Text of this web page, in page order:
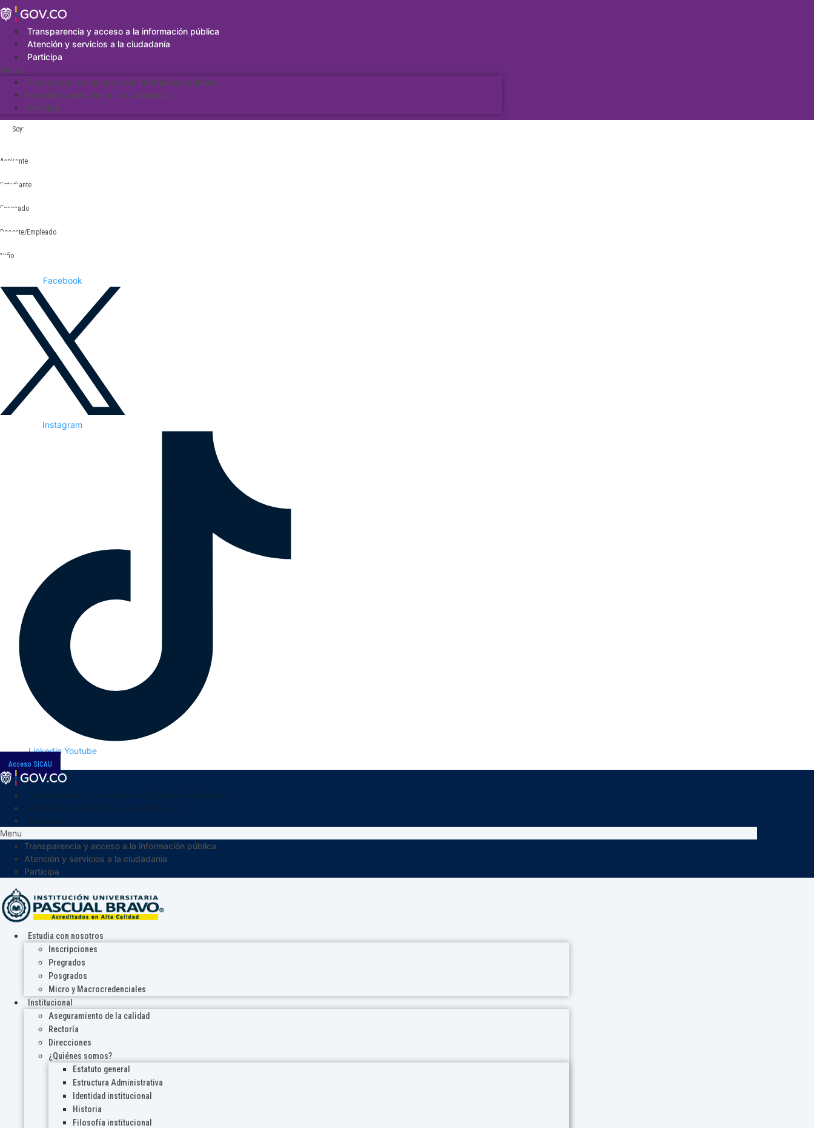
Saltar
al
contenidoTransparencia y acceso a la información pública
Atención y servicios a la ciudadanía
Participa
Menu
Transparencia y acceso a la información pública
Atención y servicios a la ciudadanía
Participa
Soy:
Aspirante
Estudiante
Egresado
Docente/Empleado
Niño
Facebook
Instagram
Linkedin Youtube
Acceso SICAU
Menu
Transparencia y acceso a la información pública
Atención y servicios a la ciudadanía
Participa
Estudia con nosotros
Inscripciones
Pregrados
Posgrados
Micro y Macrocredenciales
Institucional
Aseguramiento de la calidad
Rectoría
Direcciones
¿Quiénes somos?
Estatuto general
Estructura Administrativa
Identidad institucional
Historia
Filosofía institucional